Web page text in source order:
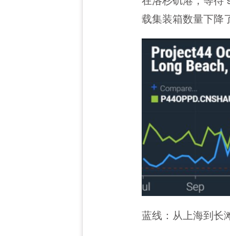
载集装箱数量下降
蓝线：从上海到长